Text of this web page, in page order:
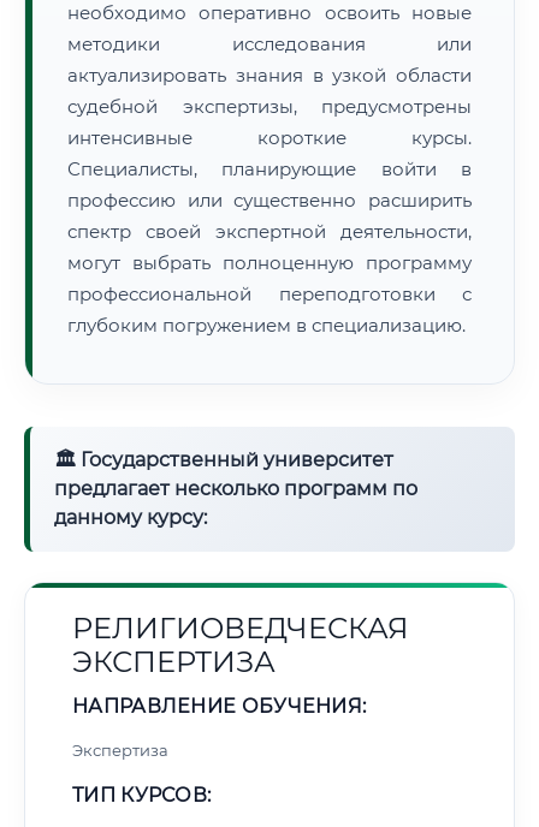
необходимо оперативно освоить новые
методики исследования или
актуализировать знания в узкой области
судебной экспертизы, предусмотрены
интенсивные короткие курсы.
Специалисты, планирующие войти в
профессию или существенно расширить
спектр своей экспертной деятельности,
могут выбрать полноценную программу
профессиональной переподготовки с
глубоким погружением в специализацию.
🏛 Государственный университет
предлагает несколько программ по
данному курсу:
РЕЛИГИОВЕДЧЕСКАЯ
ЭКСПЕРТИЗА
НАПРАВЛЕНИЕ ОБУЧЕНИЯ:
Экспертиза
ТИП КУРСОВ: